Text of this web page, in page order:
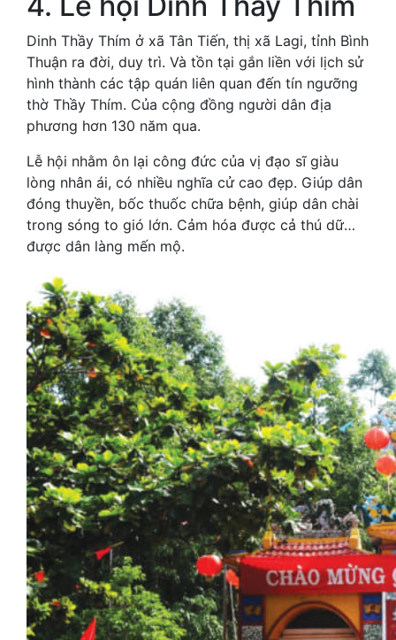
Dinh Thầy Thím ở xã Tân Tiến, thị xã Lagi, tỉnh Bình
Thuận ra đời, duy trì. Và tồn tại gắn liền với lịch sử
hình thành các tập quán liên quan đến tín ngưỡng
thờ Thầy Thím. Của cộng đồng người dân địa
phương hơn 130 năm qua.
Lễ hội nhằm ôn lại công đức của vị đạo sĩ giàu
lòng nhân ái, có nhiều nghĩa cử cao đẹp. Giúp dân
đóng thuyền, bốc thuốc chữa bệnh, giúp dân chài
trong sóng to gió lớn. Cảm hóa được cả thú dữ…
được dân làng mến mộ.